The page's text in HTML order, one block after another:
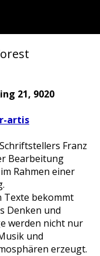
21, 9020
artis
Franz
Bearbeitung
Rahmen einer
Texte bekommt
Denken und
werden nicht nur
und
erzeugt.